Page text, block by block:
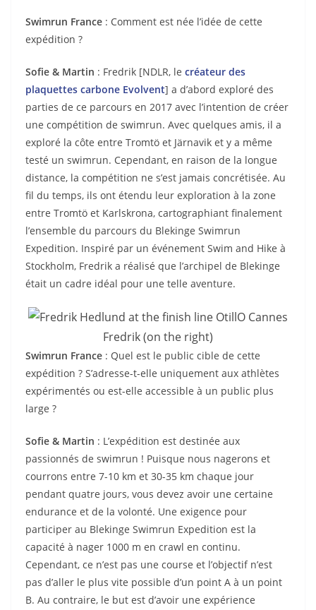
Swimrun France : Comment est née l’idée de cette
expédition ?
Sofie & Martin : Fredrik [NDLR, le créateur des
plaquettes carbone Evolvent] a d’abord exploré des
parties de ce parcours en 2017 avec l’intention de créer
une compétition de swimrun. Avec quelques amis, il a
exploré la côte entre Tromtö et Järnavik et y a même
testé un swimrun. Cependant, en raison de la longue
distance, la compétition ne s’est jamais concrétisée. Au
fil du temps, ils ont étendu leur exploration à la zone
entre Tromtö et Karlskrona, cartographiant finalement
l’ensemble du parcours du Blekinge Swimrun
Expedition. Inspiré par un événement Swim and Hike à
Stockholm, Fredrik a réalisé que l’archipel de Blekinge
était un cadre idéal pour une telle aventure.
Fredrik (on the right)
Swimrun France : Quel est le public cible de cette
expédition ? S’adresse-t-elle uniquement aux athlètes
expérimentés ou est-elle accessible à un public plus
large ?
Sofie & Martin : L’expédition est destinée aux
passionnés de swimrun ! Puisque nous nagerons et
courrons entre 7-10 km et 30-35 km chaque jour
pendant quatre jours, vous devez avoir une certaine
endurance et de la volonté. Une exigence pour
participer au Blekinge Swimrun Expedition est la
capacité à nager 1000 m en crawl en continu.
Cependant, ce n’est pas une course et l’objectif n’est
pas d’aller le plus vite possible d’un point A à un point
B. Au contraire, le but est d’avoir une expérience